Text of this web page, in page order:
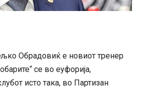
Обрадовиќ е новиот тренер
се во еуфорија,
исто така, во Партизан